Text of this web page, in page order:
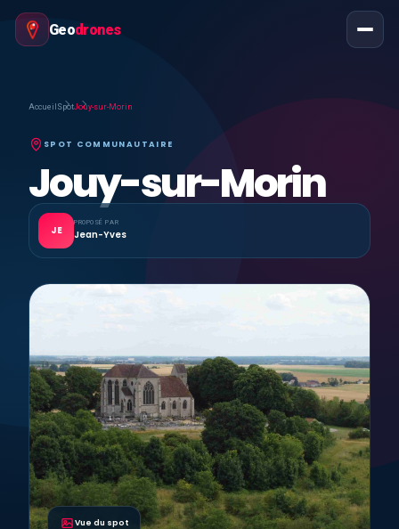
Geodrones
Accueil SpotJouy-sur-Morin
SPOT COMMUNAUTAIRE
Jouy-sur-Morin
JE
PROPOSÉ PAR
Jean-Yves
Vue du spot